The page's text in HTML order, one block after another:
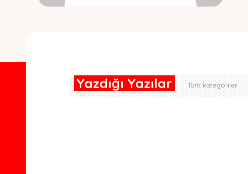
Yazdığı Yazılar Tüm kategoriler